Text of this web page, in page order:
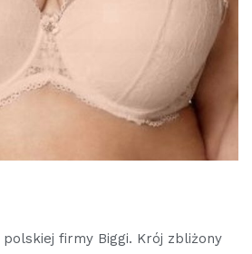
firmy Biggi. Krój zbliżony